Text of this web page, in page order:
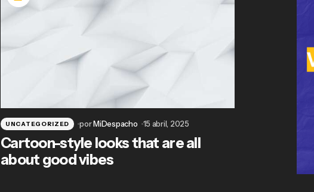
UNCATEGORIZED porMiDespacho 15 abril, 2025
Cartoon-style looks that are all
about good vibes